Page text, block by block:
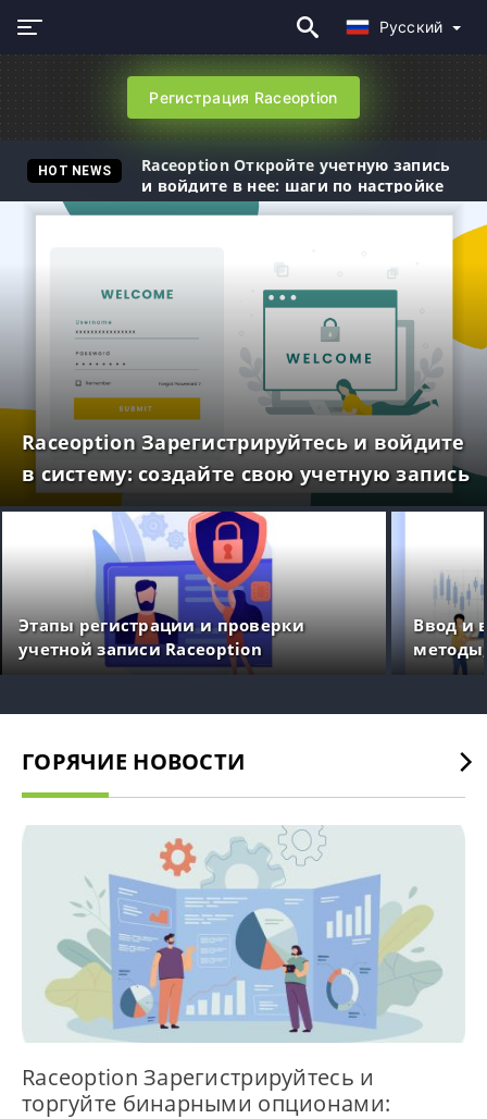
Русский
Регистрация Raceoption
HOT NEWS
Raceoption Откройте учетную запись
и войдите в нее: шаги по настройке
учетной записи и входу в систему
Raceoption Зарегистрируйтесь и войдите
в систему: создайте свою учетную запись
и получите доступ к ней
Этапы регистрации и проверки
учетной записи Raceoption
Ввод и
ГОРЯЧИЕ НОВОСТИ
Raceoption Зарегистрируйтесь и
торгуйте бинарными опционами: